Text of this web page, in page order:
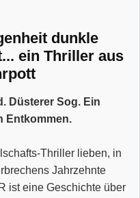
dunkle
ein Thriller aus
Düsterer Sog. Ein
Entkommen.
Thriller lieben, in
Jahrzehnte
ist eine Geschichte über